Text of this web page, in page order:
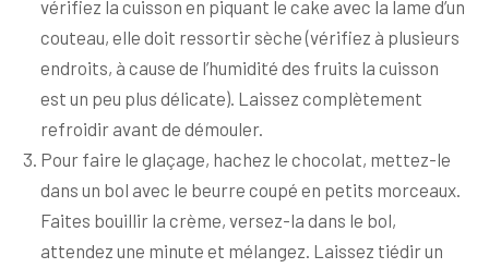
vérifiez la cuisson en piquant le cake avec la lame d’un
couteau, elle doit ressortir sèche (vérifiez à plusieurs
endroits, à cause de l’humidité des fruits la cuisson
est un peu plus délicate). Laissez complètement
refroidir avant de démouler.
Pour faire le glaçage, hachez le chocolat, mettez-le
dans un bol avec le beurre coupé en petits morceaux.
Faites bouillir la crème, versez-la dans le bol,
attendez une minute et mélangez. Laissez tiédir un